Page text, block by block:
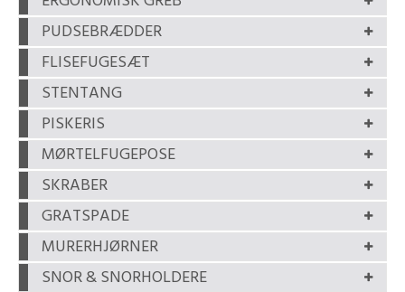
PUDSEBRÆDDER
FLISEFUGESÆT
STENTANG
PISKERIS
MØRTELFUGEPOSE
SKRABER
GRATSPADE
MURERHJØRNER
SNOR & SNORHOLDERE